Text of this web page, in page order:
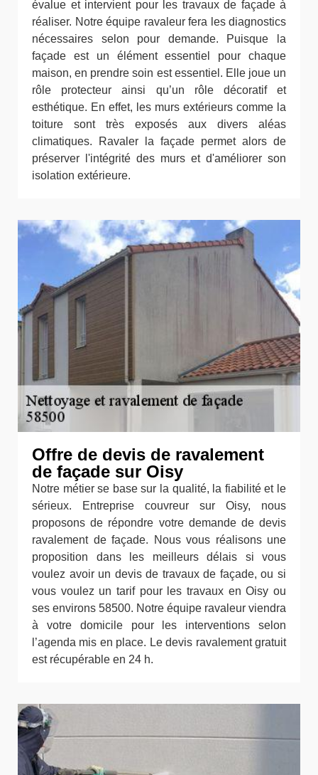
évalue et intervient pour les travaux de façade à
réaliser. Notre équipe ravaleur fera les diagnostics
nécessaires selon pour demande. Puisque la
façade est un élément essentiel pour chaque
maison, en prendre soin est essentiel. Elle joue un
rôle protecteur ainsi qu’un rôle décoratif et
esthétique. En effet, les murs extérieurs comme la
toiture sont très exposés aux divers aléas
climatiques. Ravaler la façade permet alors de
préserver l'intégrité des murs et d'améliorer son
isolation extérieure.
Offre de devis de ravalement
de façade sur Oisy
Notre métier se base sur la qualité, la fiabilité et le
sérieux. Entreprise couvreur sur Oisy, nous
proposons de répondre votre demande de devis
ravalement de façade. Nous vous réalisons une
proposition dans les meilleurs délais si vous
voulez avoir un devis de travaux de façade, ou si
vous voulez un tarif pour les travaux en Oisy ou
ses environs 58500. Notre équipe ravaleur viendra
à votre domicile pour les interventions selon
l’agenda mis en place. Le devis ravalement gratuit
est récupérable en 24 h.